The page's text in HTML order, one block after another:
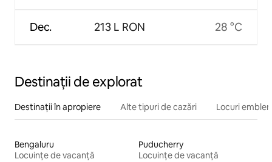
Dec. 213 L RON 28 °C
Destinații de explorat
Destinații în apropiere Alte tipuri de cazări Locuri
Bengaluru
Locuințe de vacanță
Puducherry
Locuințe de vacanță